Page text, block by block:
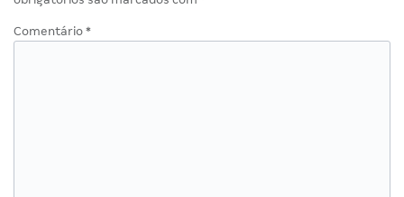
Comentário *